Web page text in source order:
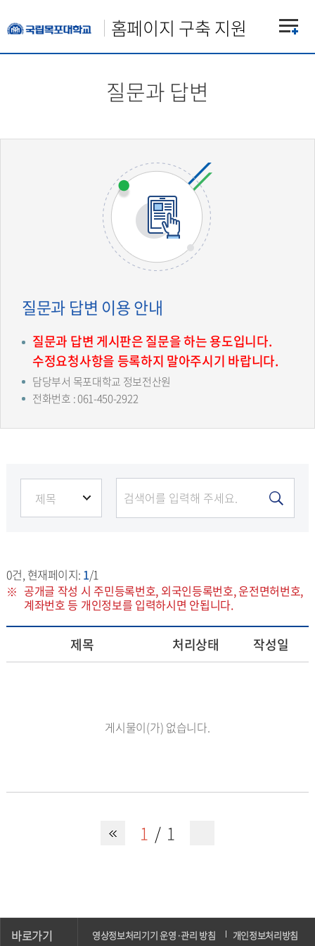
홈페이지 구축 지원
질문과 답변
질문과 답변 이용 안내
질문과 답변 게시판은 질문을 하는 용도입니다.
수정요청사항을 등록하지 말아주시기 바랍니다.
담당부서 목포대학교 정보전산원
전화번호 : 061-450-2922
0건, 현재페이지: 1/1
공개글 작성 시 주민등록번호, 외국인등록번호, 운전면허번호,
계좌번호 등 개인정보를 입력하시면 안됩니다.
제목 처리상태 작성일
게시물이(가) 없습니다.
1 1
바로가기 영상정보처리기기 운영·관리 방침 개인정보처리방침